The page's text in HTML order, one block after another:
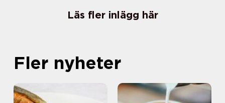
Läs fler inlägg här
Fler nyheter